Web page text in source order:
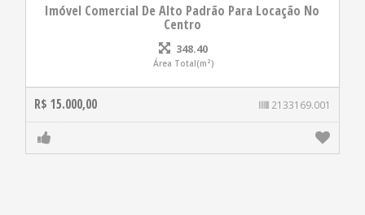
Imóvel Comercial De Alto Padrão Para Locação No
Centro
348.40
Área Total(m²)
R$ 15.000,00 2133169.001